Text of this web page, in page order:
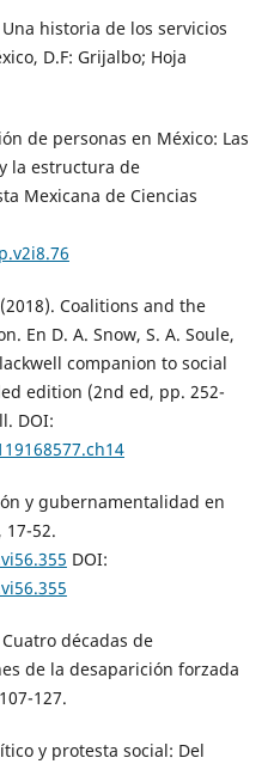
historia de los servicios
D.F: Grijalbo; Hoja
de personas en México: Las
la estructura de
Mexicana de Ciencias
Coalitions and the
En D. A. Snow, S. A. Soule,
companion to social
edition (2nd ed, pp. 252-
DOI:
y gubernamentalidad en
17-52.
DOI:
Cuatro décadas de
de la desaparición forzada
127.
y protesta social: Del